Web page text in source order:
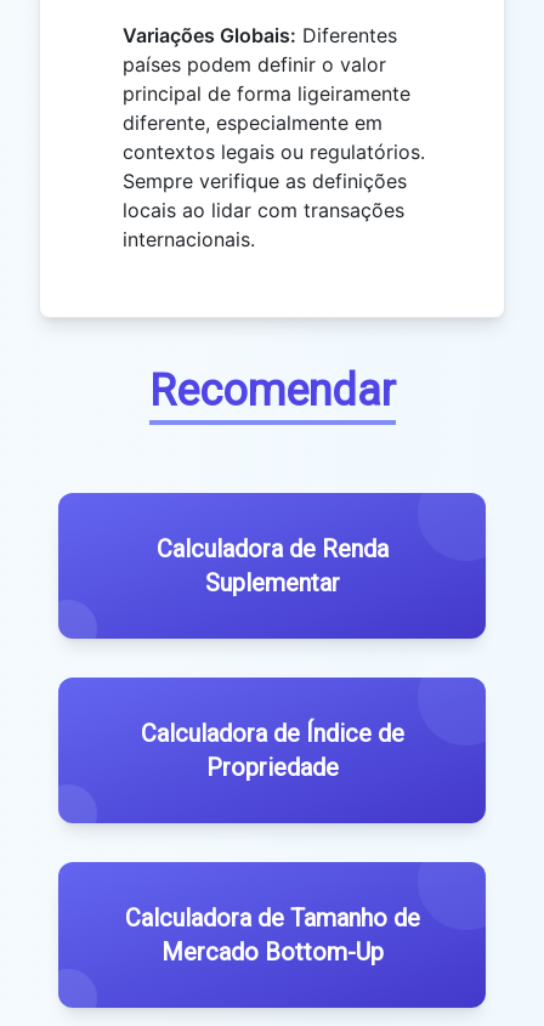
Variações Globais: Diferentes
países podem definir o valor
principal de forma ligeiramente
diferente, especialmente em
contextos legais ou regulatórios.
Sempre verifique as definições
locais ao lidar com transações
internacionais.
Recomendar
Calculadora de Renda
Suplementar
Calculadora de Índice de
Propriedade
Calculadora de Tamanho de
Mercado Bottom-Up